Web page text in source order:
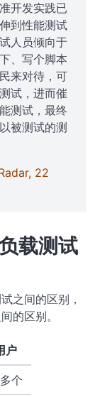
开发实践已
到性能测试
人员倾向于
、写个脚本
来对待，可
试，进而催
测试，最终
被测试的测
22
载测试
之间的区别，
的区别。
户
个